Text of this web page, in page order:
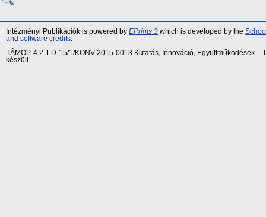
Intézményi Publikációk is powered by EPrints 3 which is developed by the
and software credits
TÁMOP-4.2.1.D-15/1/KONV-2015-0013 Kutatás, Innováció, Együttműködések
készült.